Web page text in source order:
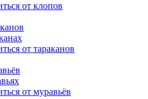
от клопов
от тараканов
от муравьёв